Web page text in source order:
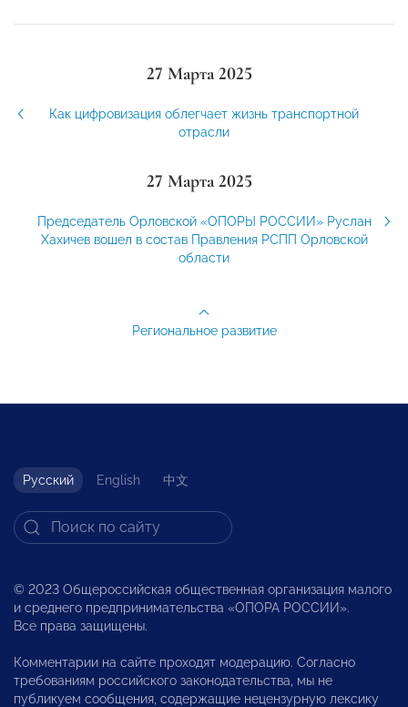
27 Марта 2025
Как цифровизация облегчает жизнь транспортной
отрасли
27 Марта 2025
Председатель Орловской «ОПОРЫ РОССИИ» Руслан
Хахичев вошел в состав Правления РСПП Орловской
области
Региональное развитие
Русский English 中文
© 2023 Общероссийская общественная организация малого
и среднего предпринимательства «ОПОРА РОССИИ».
Все права защищены.
Комментарии на сайте проходят модерацию. Согласно
требованиям российского законодательства, мы не
публикуем сообщения, содержащие нецензурную лексику